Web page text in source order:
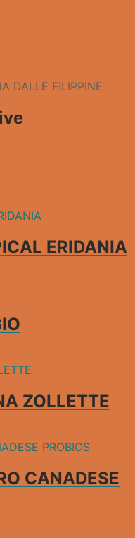
DALLE FILIPPINE
ERIDANIA
ZOLLETTE
CANADESE